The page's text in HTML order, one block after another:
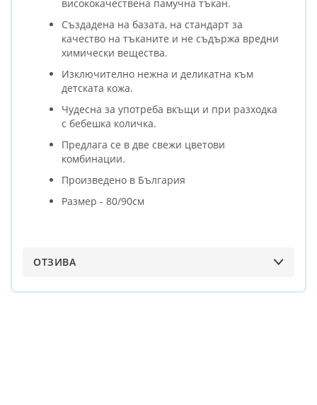
висококачествена памучна тъкан.
Създадена на базата, на стандарт за
качество на тъканите и не съдържа вредни
химически вещества.
Изключително нежна и деликатна към
детската кожа.
Чудесна за употреба вкъщи и при разходка
с бебешка количка.
Предлага се в две свежи цветови
комбинации.
Произведено в България
Размер - 80/90см
ОТЗИВА